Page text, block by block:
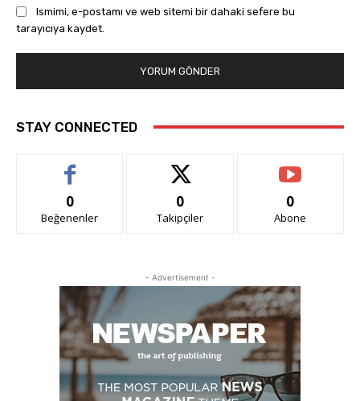
Ismimi, e-postamı ve web sitemi bir dahaki sefere bu
tarayıcıya kaydet.
STAY CONNECTED
0
Beğenenler
0
Takipçiler
0
Abone
- Advertisement -